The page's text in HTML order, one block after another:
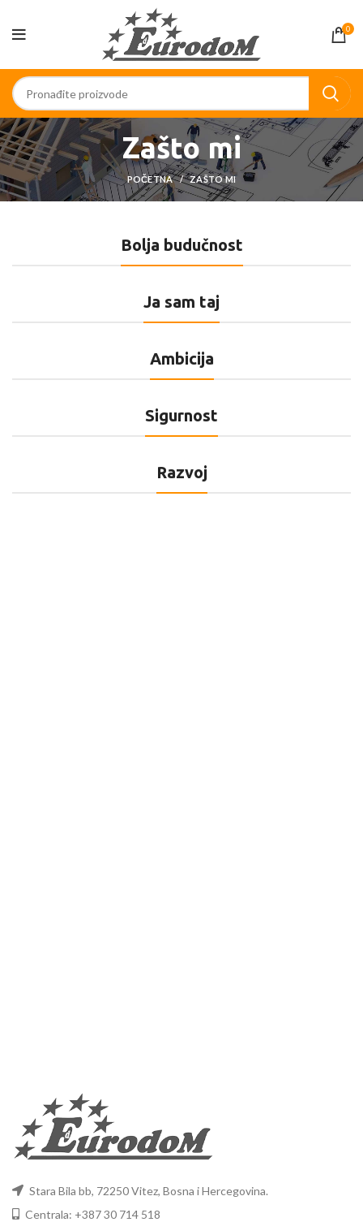
0
Zašto mi
POČETNA ZAŠTO MI
Bolja budučnost
Ja sam taj
Ambicija
Sigurnost
Razvoj
Stara Bila bb, 72250 Vitez, Bosna i Hercegovina.
Centrala: +387 30 714 518